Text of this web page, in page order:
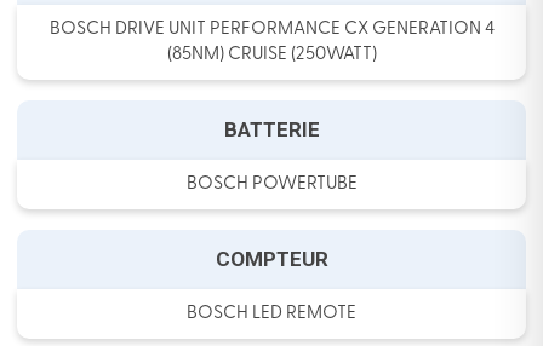
BOSCH DRIVE UNIT PERFORMANCE CX GENERATION 4
(85NM) CRUISE (250WATT)
BATTERIE
BOSCH POWERTUBE
COMPTEUR
BOSCH LED REMOTE